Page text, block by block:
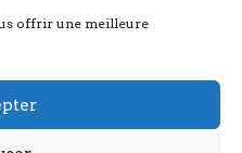
offrir une meilleure